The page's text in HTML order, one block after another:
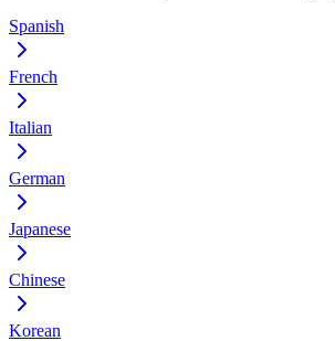
Spanish
French
Italian
German
Japanese
Chinese
Korean